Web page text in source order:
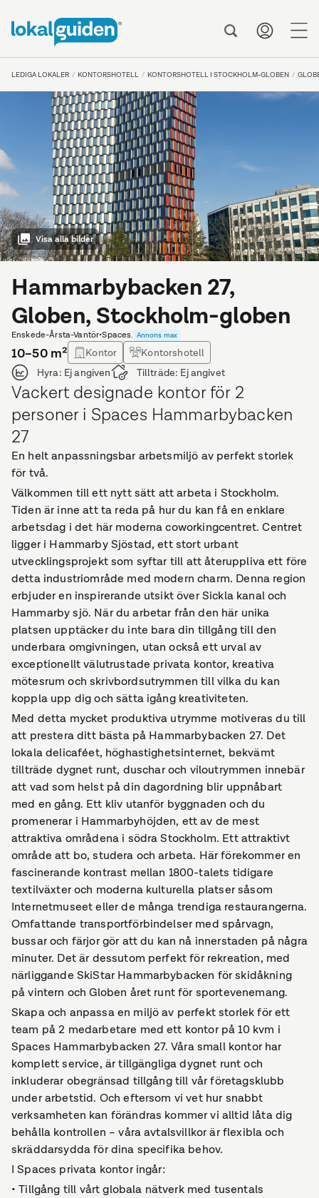
LEDIGA LOKALER KONTORSHOTELL KONTORSHOTELL I STOCKHOLM-GLOBEN
Visa alla bilder
Hammarbybacken 27,
Globen, Stockholm-globen
Enskede-Årsta-Vantör•Spaces. Annons max
10–50m² Kontor
Kontorshotell
Hyra: Ej angiven Tillträde: Ej angivet
Vackert designade kontor för 2
personer i Spaces Hammarbybacken
27
En helt anpassningsbar arbetsmiljö av perfekt storlek
för två.
Välkommen till ett nytt sätt att arbeta i Stockholm.
Tiden är inne att ta reda på hur du kan få en enklare
arbetsdag i det här moderna coworkingcentret. Centret
ligger i Hammarby Sjöstad, ett stort urbant
utvecklingsprojekt som syftar till att återuppliva ett före
detta industriområde med modern charm. Denna region
erbjuder en inspirerande utsikt över Sickla kanal och
Hammarby sjö. När du arbetar från den här unika
platsen upptäcker du inte bara din tillgång till den
underbara omgivningen, utan också ett urval av
exceptionellt välutrustade privata kontor, kreativa
mötesrum och skrivbordsutrymmen till vilka du kan
koppla upp dig och sätta igång kreativiteten.
Med detta mycket produktiva utrymme motiveras du till
att prestera ditt bästa på Hammarbybacken 27. Det
lokala delicaféet, höghastighetsinternet, bekvämt
tillträde dygnet runt, duschar och viloutrymmen innebär
att vad som helst på din dagordning blir uppnåbart
med en gång. Ett kliv utanför byggnaden och du
promenerar i Hammarbyhöjden, ett av de mest
attraktiva områdena i södra Stockholm. Ett attraktivt
område att bo, studera och arbeta. Här förekommer en
fascinerande kontrast mellan 1800-talets tidigare
textilväxter och moderna kulturella platser såsom
Internetmuseet eller de många trendiga restaurangerna.
Omfattande transportförbindelser med spårvagn,
bussar och färjor gör att du kan nå innerstaden på några
minuter. Det är dessutom perfekt för rekreation, med
närliggande SkiStar Hammarbybacken för skidåkning
på vintern och Globen året runt för sportevenemang.
Skapa och anpassa en miljö av perfekt storlek för ett
team på 2 medarbetare med ett kontor på 10 kvm i
Spaces Hammarbybacken 27. Våra small kontor har
komplett service, är tillgängliga dygnet runt och
inkluderar obegränsad tillgång till vår företagsklubb
under arbetstid. Och eftersom vi vet hur snabbt
verksamheten kan förändras kommer vi alltid låta dig
behålla kontrollen – våra avtalsvillkor är flexibla och
skräddarsydda för dina specifika behov.
I Spaces privata kontor ingår:
• Tillgång till vårt globala nätverk med tusentals